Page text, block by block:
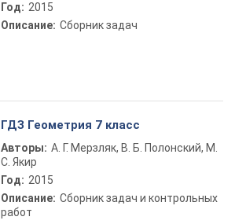
Год: 2015
Описание: Сборник задач
ГДЗ Геометрия 7 класс
Авторы: А. Г. Мерзляк, В. Б. Полонский, М.
С. Якир
Год: 2015
Описание: Сборник задач и контрольных
работ